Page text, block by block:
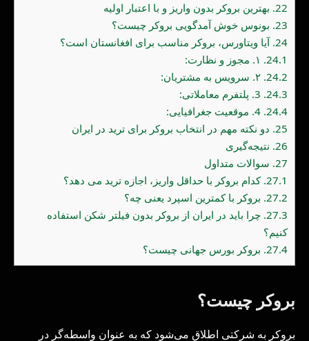
22. بهترین بروکر بدون واریز و با اعتبار اولیه
23. بونوس خوش آمدگویی بروکر چیست؟
24. آیا ویتاورس، بروکر مناسب برای افغانستان است؟
24.1.
24.2.
24.3.
24.4.
25. دو نکته مهم در انتخاب بروکر برای ترید در ایران
26. نتیجه‌گیری
27. سوالات متداول
27.1. کدام بروکر با حداقل واریز، اجازه ترید می دهد؟
27.2. بروکر با کمترین اسپرد یعنی چه؟
27.3. چرا باید در ایران از بروکر بدون فیلتر شکن استفاده
کنیم؟
27.4. بروکر بورس جهانی چیست؟
بروکر چیست؟
بروکر به شرکتی اطلاق می‌شود که به عنوان واسطه‌گر در